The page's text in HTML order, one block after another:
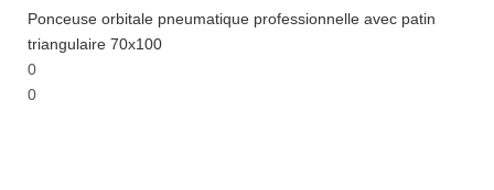
Ponceuse orbitale pneumatique professionnelle avec patin
triangulaire 70x100
0
0